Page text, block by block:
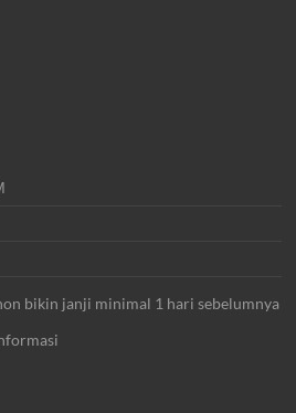
bikin janji minimal 1 hari sebelumnya